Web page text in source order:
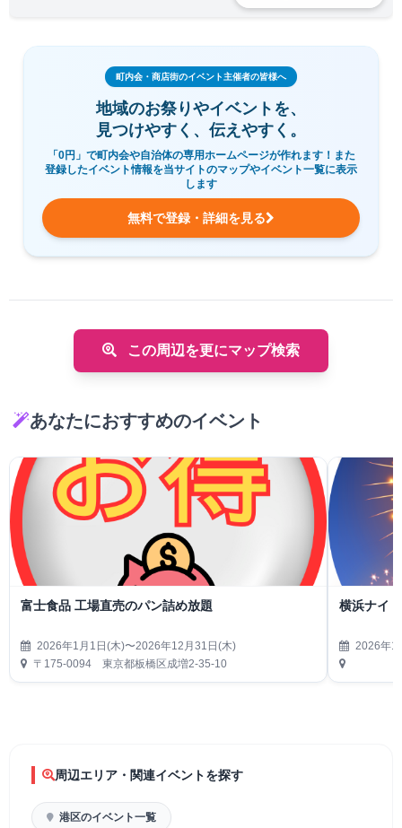
町内会・商店街のイベント主催者の皆様へ
地域のお祭りやイベントを、
見つけやすく、伝えやすく。
「0円」で町内会や自治体の専用ホームページが作れます！また
登録したイベント情報を当サイトのマップやイベント一覧に表示
します
無料で登録・詳細を見る
この周辺を更にマップ検索
あなたにおすすめのイベント
富士食品 工場直売のパン詰め放題
2026年1月1日(木)〜2026年12月31日(木)
〒175-0094 東京都板橋区成増2-35-10
横浜ナイ
2026年1
周辺エリア・関連イベントを探す
港区のイベント一覧